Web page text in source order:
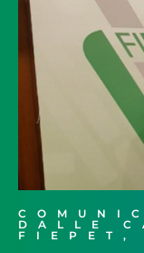
DALLE
FIEPET ,